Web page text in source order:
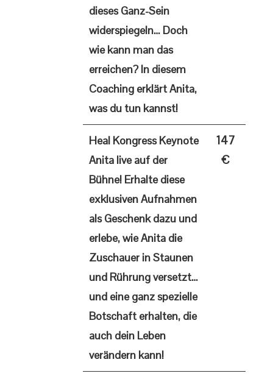
dieses Ganz-Sein
widerspiegeln… Doch
wie kann man das
erreichen? In diesem
Coaching erklärt Anita,
was du tun kannst!
Heal Kongress Keynote
Anita live auf der
Bühne! Erhalte diese
exklusiven Aufnahmen
als Geschenk dazu und
erlebe, wie Anita die
Zuschauer in Staunen
und Rührung versetzt…
und eine ganz spezielle
Botschaft erhalten, die
auch dein Leben
verändern kann!
147
€